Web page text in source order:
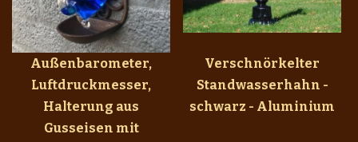
Außenbarometer,
Luftdruckmesser,
Halterung aus
Gusseisen mit
Verschnörkelter
Standwasserhahn -
schwarz - Aluminium